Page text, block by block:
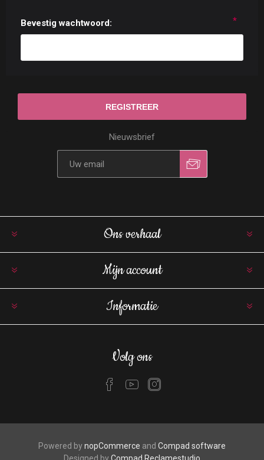
Bevestig wachtwoord: *
Nieuwsbrief
Ons verhaal
Mijn account
Informatie
Volg ons
Powered bynopCommerce and Compad software